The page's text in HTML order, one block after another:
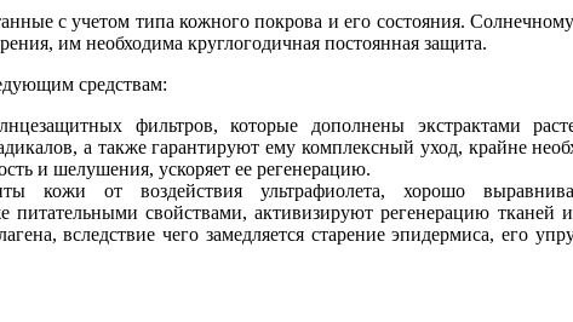
с учетом типа кожного покрова и его состояния.
им необходима круглогодичная постоянная защита.
средствам:
фильтров, которые дополнены экстрактами
а также гарантируют ему комплексный уход, крайне
и шелушения, ускоряет ее регенерацию.
кожи от воздействия ультрафиолета, хорошо
свойствами, активизируют регенерацию
вследствие чего замедляется старение эпидермиса, его